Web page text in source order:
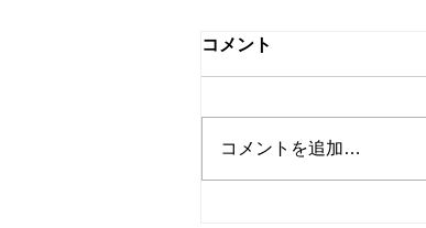
コメント
コメントを追加…